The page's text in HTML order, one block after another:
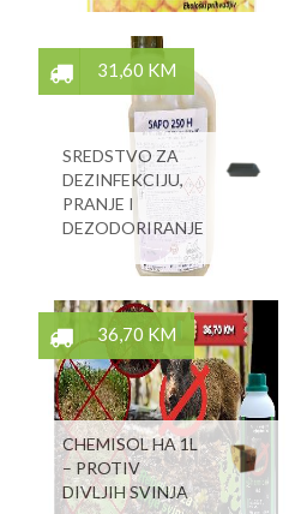
31,60 KM
SREDSTVO ZA
DEZINFEKCIJU,
PRANJE I
DEZODORIRANJE
36,70 KM
CHEMISOL HA 1L
– PROTIV
DIVLJIH SVINJA